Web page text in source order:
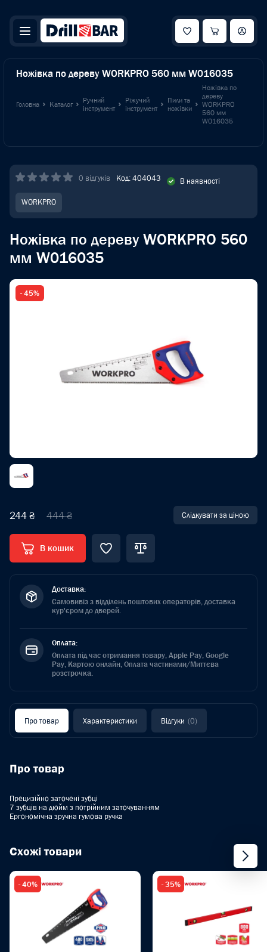
Ножівка по дереву WORKPRO 560 мм W016035
Головна Каталог
Ручний
інструмент
Ріжучий
інструмент
Пили та
ножівки
Ножівка по
дереву
WORKPRO
560 мм
W016035
0 відгуків Код: 404043 В наявності
WORKPRO
Ножівка по дереву WORKPRO 560
мм W016035
- 45%
244 ₴ 444 ₴ Слідкувати за ціною
В кошик
Доставка:
Самовивіз з відділень поштових операторів, доставка
кур'єром до дверей.
Оплата:
Оплата під час отримання товару, Apple Pay, Google
Pay, Картою онлайн, Оплата частинами/Миттєва
розстрочка.
Про товар Характеристики Відгуки (0)
Про товар
Прецизійно заточені зубці
7 зубців на дюйм з потрійним заточуванням
Ергономічна зручна гумова ручка
Схожі товари
- 40% - 35%